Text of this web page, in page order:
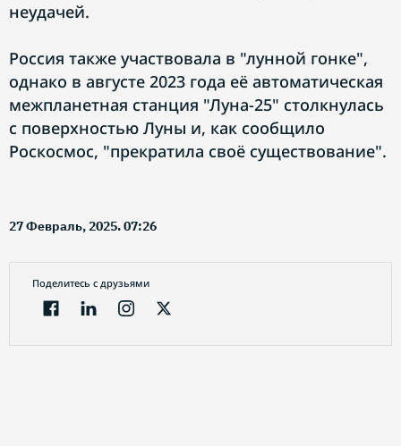
неудачей.
Россия также участвовала в "лунной гонке",
однако в августе 2023 года её автоматическая
межпланетная станция "Луна-25" столкнулась
с поверхностью Луны и, как сообщило
Роскосмос, "прекратила своё существование".
27 Февраль, 2025. 07:26
Поделитесь с друзьями